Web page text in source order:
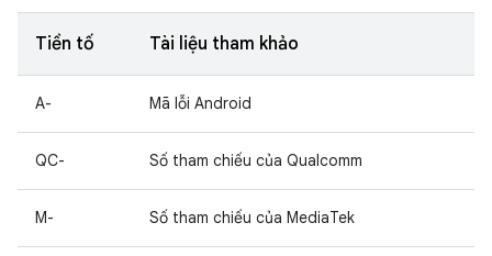
Tiền tố Tài liệu tham khảo
A- Mã lỗi Android
QC- Số tham chiếu của Qualcomm
M- Số tham chiếu của MediaTek